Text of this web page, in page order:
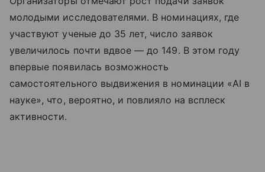
молодыми исследователями. В номинациях, где
участвуют ученые до 35 лет, число заявок
увеличилось почти вдвое — до 149. В этом году
впервые появилась возможность
самостоятельного выдвижения в номинации «AI в
науке», что, вероятно, и повлияло на всплеск
активности.